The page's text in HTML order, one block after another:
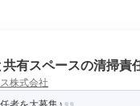
有スペースの清掃責
株式会社